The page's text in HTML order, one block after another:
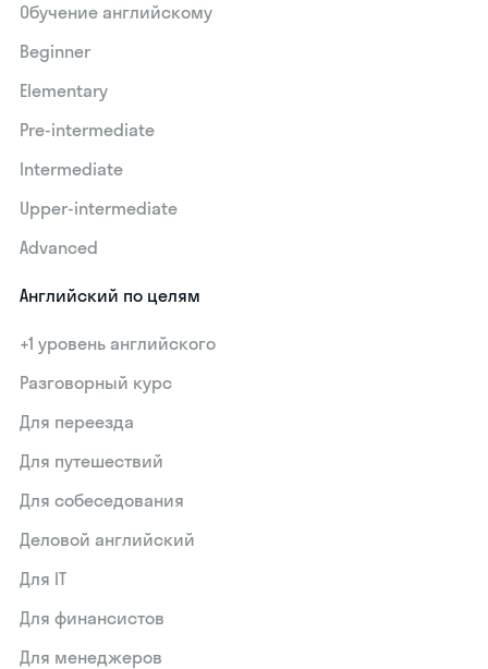
Обучение английскому
Beginner
Elementary
Pre-intermediate
Intermediate
Upper-intermediate
Advanced
Английский по целям
+1 уровень английского
Разговорный курс
Для переезда
Для путешествий
Для собеседования
Деловой английский
Для IT
Для финансистов
Для менеджеров